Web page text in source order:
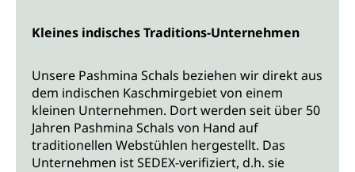
Kleines indisches Traditions-Unternehmen
Unsere Pashmina Schals beziehen wir direkt aus
dem indischen Kaschmirgebiet von einem
kleinen Unternehmen. Dort werden seit über 50
Jahren Pashmina Schals von Hand auf
traditionellen Webstühlen hergestellt. Das
Unternehmen ist SEDEX-verifiziert, d.h. sie